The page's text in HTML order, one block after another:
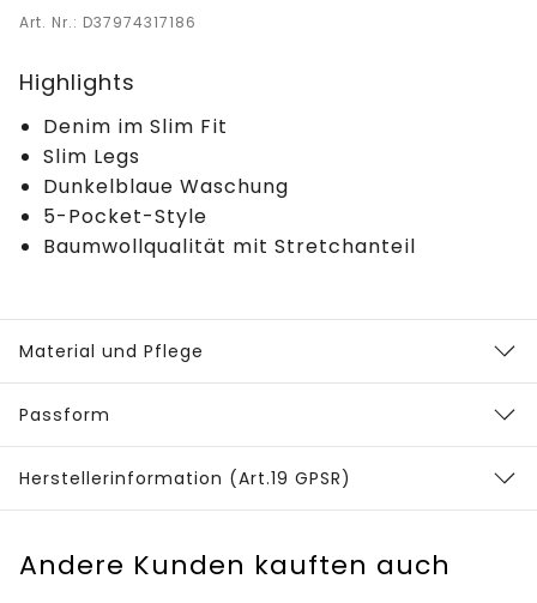
Art. Nr.: D37974317186
Highlights
Denim im Slim Fit
Slim Legs
Dunkelblaue Waschung
5-Pocket-Style
Baumwollqualität mit Stretchanteil
Material und Pflege
Passform
Herstellerinformation (Art.19 GPSR)
Andere Kunden kauften auch